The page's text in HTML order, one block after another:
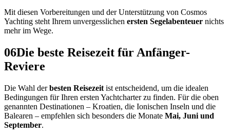
Mit diesen Vorbereitungen und der Unterstützung von Cosmos
Yachting steht Ihrem unvergesslichen ersten Segelabenteuer nichts
mehr im Wege.
06Die beste Reisezeit für Anfänger-
Reviere
Die Wahl derbesten Reisezeit ist entscheidend, um die idealen
Bedingungen für Ihren ersten Yachtcharter zu finden. Für die oben
genannten Destinationen – Kroatien, die Ionischen Inseln und die
Balearen – empfehlen sich besonders die Monate Mai, Juni und
September.